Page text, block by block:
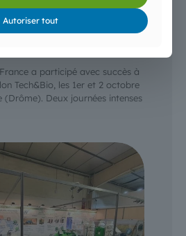
Tech&Bio 2025 — Bourg-
a participé avec succès à
Tech&Bio, les 1er et 2 octobre
(Drôme). Deux journées intenses
Autoriser tout